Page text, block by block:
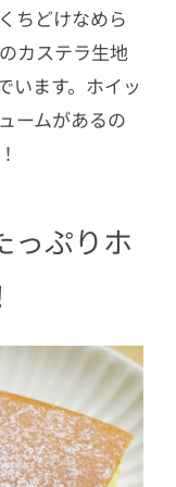
ちどけなめら
カステラ生地
います。ホイッ
ームがあるの
っぷりホ